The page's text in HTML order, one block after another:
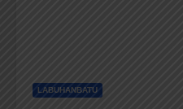
LABUHANBATU